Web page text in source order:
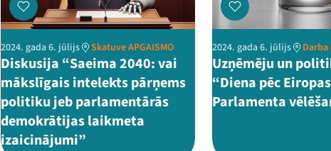
2024. gada 6. jūlijs Skatuve APGAISMO
Diskusija “Saeima 2040: vai
mākslīgais intelekts pārņems
politiku jeb parlamentārās
demokrātijas laikmeta
izaicinājumi”
2024. gada 6. jūlijs
Uzņēmēju un
“Diena pēc Eiropas
Parlamenta